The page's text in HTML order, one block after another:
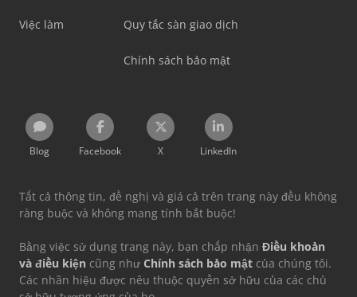
Việc làm Quy tắc sàn giao dịch
Chính sách bảo mật
Blog Facebook X LinkedIn
Tất cả thông tin, đề nghị và giá cả trên trang này đều không
ràng buộc và không mang tính bắt buộc!
Bằng việc sử dụng trang này, bạn chấp nhận Điều khoản
và điều kiện cũng như Chính sách bảo mật của chúng tôi.
Các nhãn hiệu được nêu thuộc quyền sở hữu của các chủ